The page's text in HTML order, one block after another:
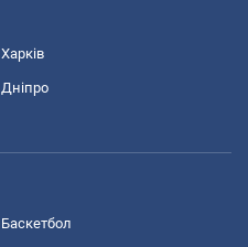
Харків
Дніпро
Баскетбол